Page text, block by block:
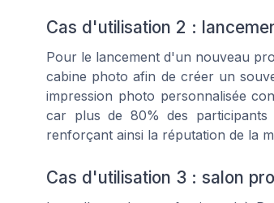
Cas d'utilisation 2 :
Pour le lancement d'un nouveau
cabine photo afin de créer un
impression photo personnalisée
car plus de 80% des participants
renforçant ainsi la réputation de la
Cas d'utilisation 3 : salon